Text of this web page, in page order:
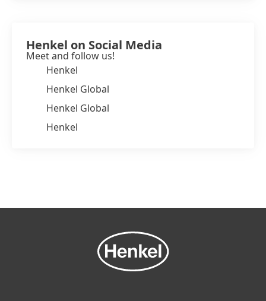
Henkel on Social Media
Meet and follow us!
Henkel
Henkel Global
Henkel Global
Henkel